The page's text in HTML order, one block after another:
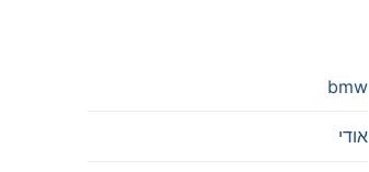
bmw
אודי